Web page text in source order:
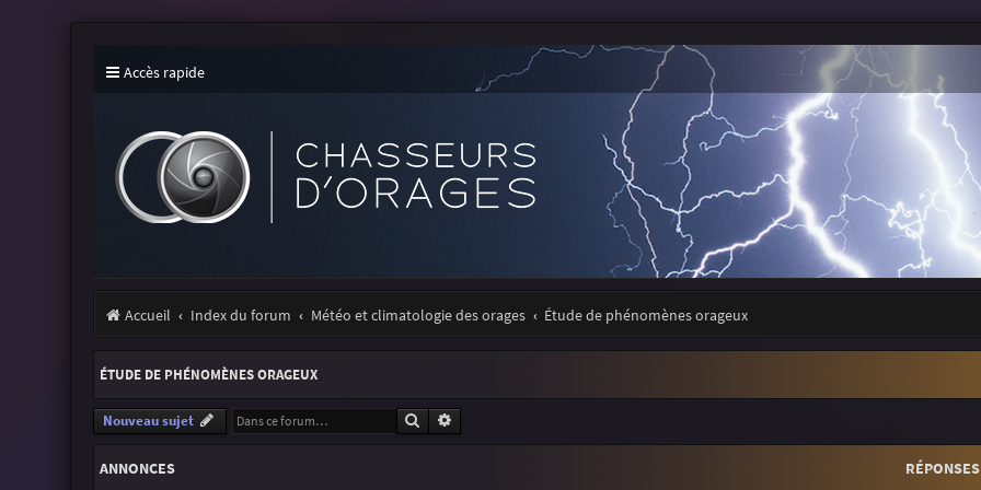
Accès rapide
Accueil Index du forum Météo et climatologie des orages Étude de phénomènes orageux
ÉTUDE DE PHÉNOMÈNES ORAGEUX
Nouveau sujet Rechercher
ANNONCES RÉPONSES